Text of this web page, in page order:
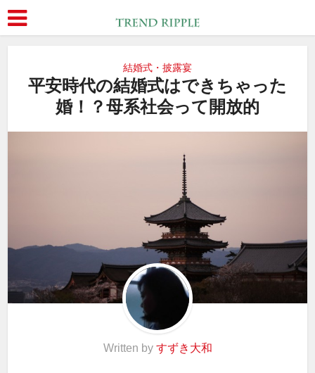
結婚式・披露宴
平安時代の結婚式はできちゃった
婚！？母系社会って開放的
Written by すずき大和